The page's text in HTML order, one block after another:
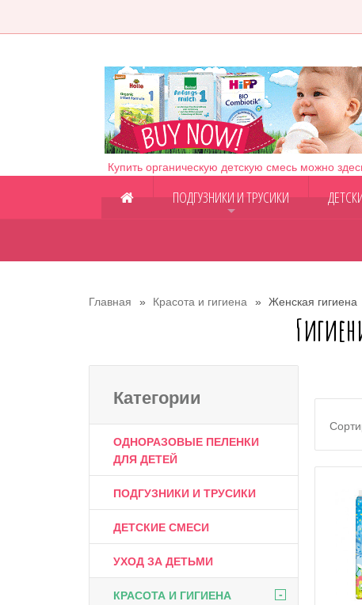
Купить органическую детскую смесь можно
ПОДГУЗНИКИ И ТРУСИКИ
Главная Красота и гигиена Женская гигиена
Категории
ОДНОРАЗОВЫЕ ПЕЛЕНКИ
ДЛЯ ДЕТЕЙ
ПОДГУЗНИКИ И ТРУСИКИ
ДЕТСКИЕ СМЕСИ
УХОД ЗА ДЕТЬМИ
КРАСОТА И ГИГИЕНА -